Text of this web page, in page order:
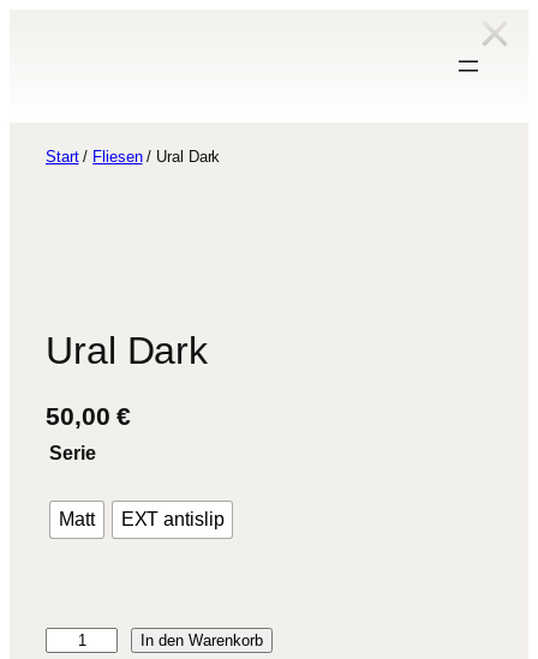
Start/ Fliesen/ Ural Dark
Ural Dark
50,00€
Serie
Matt EXT antislip
In den Warenkorb